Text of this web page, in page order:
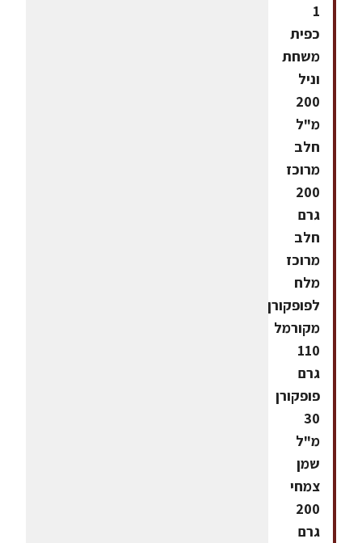
1
כפית
משחת
וניל
200
מ"ל
חלב
מרוכז
200
גרם
חלב
מרוכז
מלח
לפופקורן
מקורמל
110
גרם
פופקורן
30
מ"ל
שמן
צמחי
200
גרם